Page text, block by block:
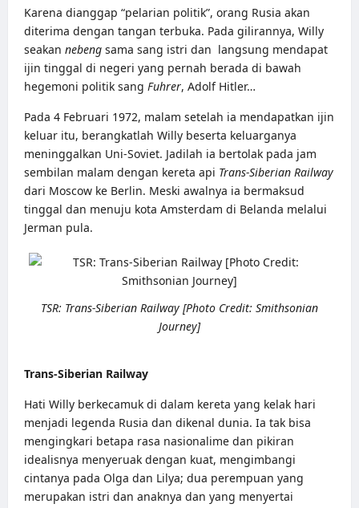
Karena dianggap “pelarian politik”, orang Rusia akan
diterima dengan tangan terbuka. Pada gilirannya, Willy
seakan nebeng sama sang istri dan langsung mendapat
ijin tinggal di negeri yang pernah berada di bawah
hegemoni politik sang Fuhrer, Adolf Hitler…
Pada 4 Februari 1972, malam setelah ia mendapatkan ijin
keluar itu, berangkatlah Willy beserta keluarganya
meninggalkan Uni-Soviet. Jadilah ia bertolak pada jam
sembilan malam dengan kereta api Trans-Siberian Railway
dari Moscow ke Berlin. Meski awalnya ia bermaksud
tinggal dan menuju kota Amsterdam di Belanda melalui
Jerman pula.
TSR: Trans-Siberian Railway [Photo Credit: Smithsonian
Journey]
Trans-Siberian Railway
Hati Willy berkecamuk di dalam kereta yang kelak hari
menjadi legenda Rusia dan dikenal dunia. Ia tak bisa
mengingkari betapa rasa nasionalime dan pikiran
idealisnya menyeruak dengan kuat, mengimbangi
cintanya pada Olga dan Lilya; dua perempuan yang
merupakan istri dan anaknya dan yang menyertai